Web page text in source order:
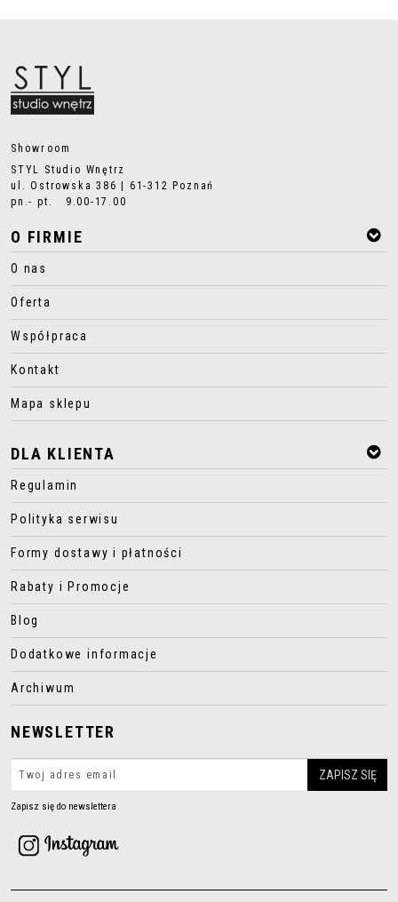
Showroom
STYL Studio Wnętrz
ul. Ostrowska 386 | 61-312 Poznań
pn.- pt. 9.00-17.00
O FIRMIE
O nas
Oferta
Współpraca
Kontakt
Mapa sklepu
DLA KLIENTA
Regulamin
Polityka serwisu
Formy dostawy i płatności
Rabaty i Promocje
Blog
Dodatkowe informacje
Archiwum
NEWSLETTER
Zapisz się do newslettera